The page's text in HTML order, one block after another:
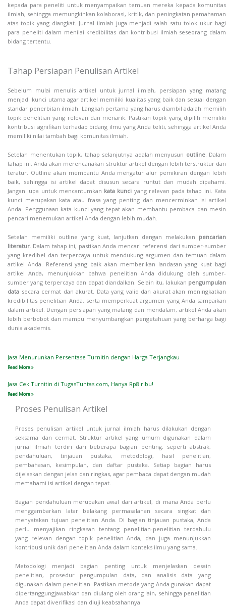
kepada para peneliti untuk menyampaikan temuan mereka kepada komunitas
ilmiah, sehingga memungkinkan kolaborasi, kritik, dan peningkatan pemahaman
atas topik yang diangkat. Jurnal ilmiah juga menjadi salah satu tolok ukur bagi
para peneliti dalam menilai kredibilitas dan kontribusi ilmiah seseorang dalam
bidang tertentu.
Tahap Persiapan Penulisan Artikel
Sebelum mulai menulis artikel untuk jurnal ilmiah, persiapan yang matang
menjadi kunci utama agar artikel memiliki kualitas yang baik dan sesuai dengan
standar penerbitan ilmiah. Langkah pertama yang harus diambil adalah memilih
topik penelitian yang relevan dan menarik. Pastikan topik yang dipilih memiliki
kontribusi signifikan terhadap bidang ilmu yang Anda teliti, sehingga artikel Anda
memiliki nilai tambah bagi komunitas ilmiah.
Setelah menentukan topik, tahap selanjutnya adalah menyusun outline. Dalam
tahap ini, Anda akan merencanakan struktur artikel dengan lebih terstruktur dan
teratur. Outline akan membantu Anda mengatur alur pemikiran dengan lebih
baik, sehingga isi artikel dapat disusun secara runtut dan mudah dipahami.
Jangan lupa untuk mencantumkan kata kunci yang relevan pada tahap ini. Kata
kunci merupakan kata atau frasa yang penting dan mencerminkan isi artikel
Anda. Penggunaan kata kunci yang tepat akan membantu pembaca dan mesin
pencari menemukan artikel Anda dengan lebih mudah.
Setelah memiliki outline yang kuat, lanjutkan dengan melakukan pencarian
literatur. Dalam tahap ini, pastikan Anda mencari referensi dari sumber-sumber
yang kredibel dan terpercaya untuk mendukung argumen dan temuan dalam
artikel Anda. Referensi yang baik akan memberikan landasan yang kuat bagi
artikel Anda, menunjukkan bahwa penelitian Anda didukung oleh sumber-
sumber yang terpercaya dan dapat diandalkan. Selain itu, lakukan pengumpulan
data secara cermat dan akurat. Data yang valid dan akurat akan meningkatkan
kredibilitas penelitian Anda, serta memperkuat argumen yang Anda sampaikan
dalam artikel. Dengan persiapan yang matang dan mendalam, artikel Anda akan
lebih berbobot dan mampu menyumbangkan pengetahuan yang berharga bagi
dunia akademis.
Jasa Menurunkan Persentase Turnitin dengan Harga Terjangkau
Read More »
Jasa Cek Turnitin di TugasTuntas.com, Hanya Rp8 ribu!
Read More »
Proses Penulisan Artikel
Proses penulisan artikel untuk jurnal ilmiah harus dilakukan dengan
seksama dan cermat. Struktur artikel yang umum digunakan dalam
jurnal ilmiah terdiri dari beberapa bagian penting, seperti abstrak,
pendahuluan, tinjauan pustaka, metodologi, hasil penelitian,
pembahasan, kesimpulan, dan daftar pustaka. Setiap bagian harus
dijelaskan dengan jelas dan ringkas, agar pembaca dapat dengan mudah
memahami isi artikel dengan tepat.
Bagian pendahuluan merupakan awal dari artikel, di mana Anda perlu
menggambarkan latar belakang permasalahan secara singkat dan
menyatakan tujuan penelitian Anda. Di bagian tinjauan pustaka, Anda
perlu menyajikan ringkasan tentang penelitian-penelitian terdahulu
yang relevan dengan topik penelitian Anda, dan juga menunjukkan
kontribusi unik dari penelitian Anda dalam konteks ilmu yang sama.
Metodologi menjadi bagian penting untuk menjelaskan desain
penelitian, prosedur pengumpulan data, dan analisis data yang
digunakan dalam penelitian. Pastikan metode yang Anda gunakan dapat
dipertanggungjawabkan dan diulang oleh orang lain, sehingga penelitian
Anda dapat diverifikasi dan diuji keabsahannya.